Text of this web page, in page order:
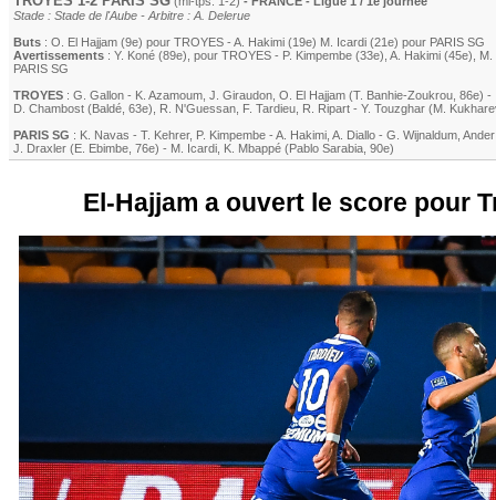
Stade : Stade de l'Aube - Arbitre : A. Delerue
Buts : O. El Hajjam (9e) pour TROYES - A. Hakimi (19e) M. Icardi (21e) pour PARIS SG
Avertissements : Y. Koné (89e) , pour TROYES - P. Kimpembe (33e) A. Hakimi (45e)
M.
PARIS SG
TROYES : G. Gallon - K. Azamoum J. Giraudon O. El Hajjam (T. Banhie-Zoukrou , 86e) -
D. Chambost (Baldé , 63e) R. N'Guessan F. Tardieu R. Ripart - Y. Touzghar (M.
PARIS SG : K. Navas - T. Kehrer, P. Kimpembe - A. Hakimi A. Diallo - G. Wijnaldum
J. Draxler (E. Ebimbe , 76e) - M. Icardi K. Mbappé (Pablo Sarabia , 90e)
El-Hajjam a ouvert le score pour